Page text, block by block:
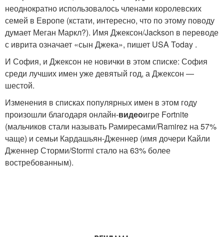
неоднократно использовалось членами королевских
семей в Европе (кстати, интересно, что по этому поводу
думает Меган Маркл?). Имя Джексон/Jackson в переводе
с иврита означает «сын Джека», пишет USA Today .
И София, и Джексон не новички в этом списке: София
среди лучших имен уже девятый год, а Джексон —
шестой.
Изменения в списках популярных имен в этом году
произошли благодаря онлайн-видеоигре Fortnite
(мальчиков стали называть Рамиресами/Ramirez на 57%
чаще) и семьи Кардашьян-Дженнер (имя дочери Кайли
Дженнер Сторми/Stormi стало на 63% более
востребованным).